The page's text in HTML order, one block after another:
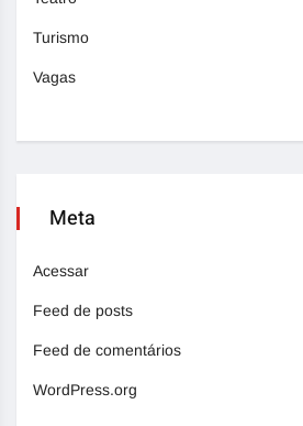
Turismo
Vagas
Meta
Acessar
Feed de posts
Feed de comentários
WordPress.org